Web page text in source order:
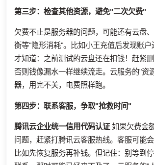
第三步：检查其他资源，避免"二次欠费"
欠费不止是服务器的问题，可能还有云盘
衡等"隐形消耗"。比如小王充值后发现账
才知道：之前测试的云盘还在扣钱！赶紧删
否则钱像漏水一样继续流走。云服务的"资
器，用完不关，电费照样跑。
第四步：联系客服，争取"抢救时间"
腾讯云企业统一信用代码认证 如果欠费金
问题，赶紧打腾讯云客服热线。客服可能会
比如先恢复服务再补钱。但记住：别等到